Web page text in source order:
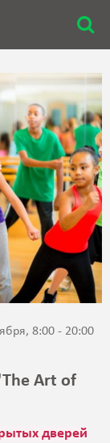
8:00 - 20:00
Art of
дверей